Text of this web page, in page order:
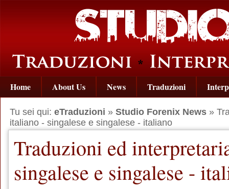
Home About Us News Traduzioni
Tu sei qui: eTraduzioni » Studio Forenix News »
italiano - singalese e singalese - italiano
Traduzioni ed
singalese e singalese -